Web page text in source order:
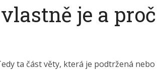
je a proč
ta část věty, která je podtržená nebo